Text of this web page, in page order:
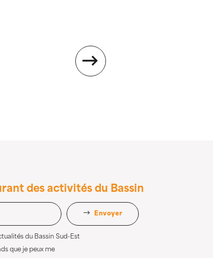
des activités du Bassin
Envoyer
du Bassin Sud-Est
que je peux me